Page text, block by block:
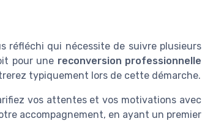
réfléchi qui nécessite de suivre plusieurs
pour une reconversion professionnelle
typiquement lors de cette démarche.
vos attentes et vos motivations avec
accompagnement, en ayant un premier